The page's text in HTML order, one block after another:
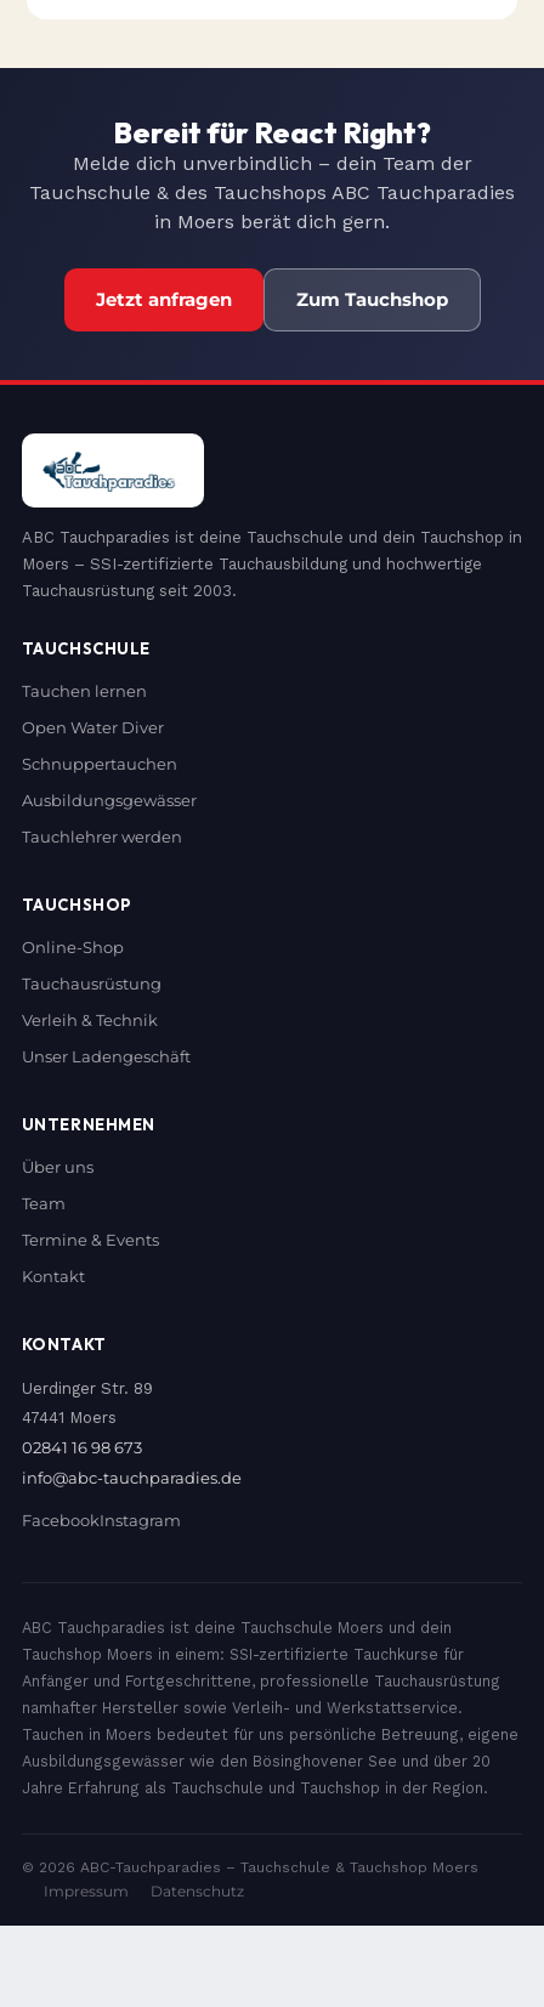
Bereit für React Right?
Melde dich unverbindlich – dein Team der
Tauchschule & des Tauchshops ABC Tauchparadies
in Moers berät dich gern.
Jetzt anfragen Zum Tauchshop
ABC Tauchparadies ist deine Tauchschule und dein Tauchshop in
Moers – SSI-zertifizierte Tauchausbildung und hochwertige
Tauchausrüstung seit 2003.
TAUCHSCHULE
Tauchen lernen
Open Water Diver
Schnuppertauchen
Ausbildungsgewässer
Tauchlehrer werden
TAUCHSHOP
Online-Shop
Tauchausrüstung
Verleih & Technik
Unser Ladengeschäft
UNTERNEHMEN
Über uns
Team
Termine & Events
Kontakt
KONTAKT
Uerdinger Str. 89
47441 Moers
02841 16 98 673
info@abc-tauchparadies.de
FacebookInstagram
ABC Tauchparadies ist deine Tauchschule Moers und dein
Tauchshop Moers in einem: SSI-zertifizierte Tauchkurse für
Anfänger und Fortgeschrittene, professionelle Tauchausrüstung
namhafter Hersteller sowie Verleih- und Werkstattservice.
Tauchen in Moers bedeutet für uns persönliche Betreuung, eigene
Ausbildungsgewässer wie den Bösinghovener See und über 20
Jahre Erfahrung als Tauchschule und Tauchshop in der Region.
© 2026 ABC-Tauchparadies – Tauchschule & Tauchshop Moers
Impressum Datenschutz